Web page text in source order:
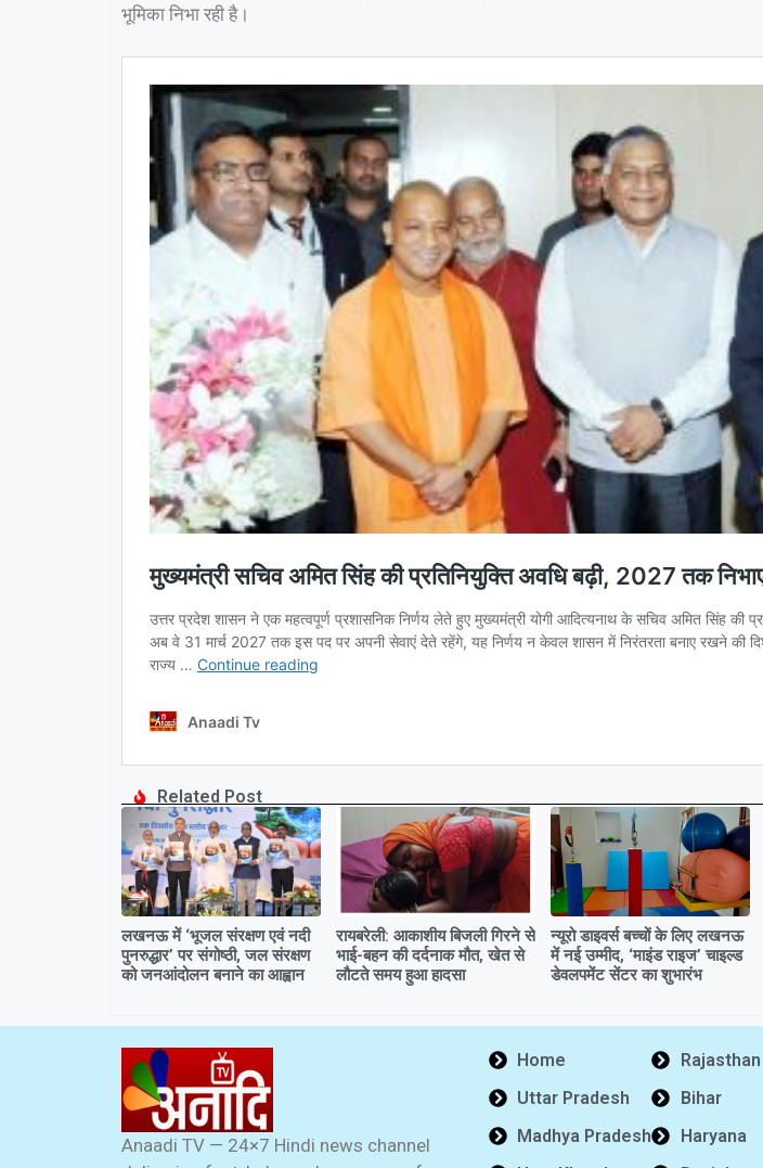
भूमिका निभा रही है।
Related Post
लखनऊ में ‘भूजल संरक्षण एवं नदी
पुनरुद्धार’ पर संगोष्ठी, जल संरक्षण
को जनआंदोलन बनाने का आह्वान
रायबरेली: आकाशीय बिजली गिरने से
भाई-बहन की दर्दनाक मौत, खेत से
लौटते समय हुआ हादसा
न्यूरो डाइवर्स बच्चों के लिए लखनऊ
में नई उम्मीद, ‘माइंड राइज’ चाइल्ड
डेवलपमेंट सेंटर का शुभारंभ
Anaadi TV — 24×7 Hindi news channel
Home
Uttar Pradesh
Madhya Pradesh
Rajasthan
Bihar
Haryana